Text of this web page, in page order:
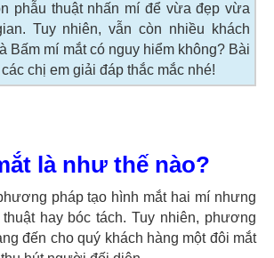
phẫu thuật nhấn mí để vừa đẹp vừa
Tuy nhiên, vẫn còn nhiều khách
Bấm mí mắt có nguy hiểm không? Bài
chị em giải đáp thắc mắc nhé!
là như thế nào?
pháp tạo hình mắt hai mí nhưng
hay bóc tách. Tuy nhiên, phương
đến cho quý khách hàng một đôi mắt